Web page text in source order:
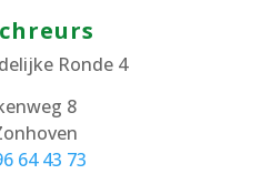
Ronde 4
8
64 43 73